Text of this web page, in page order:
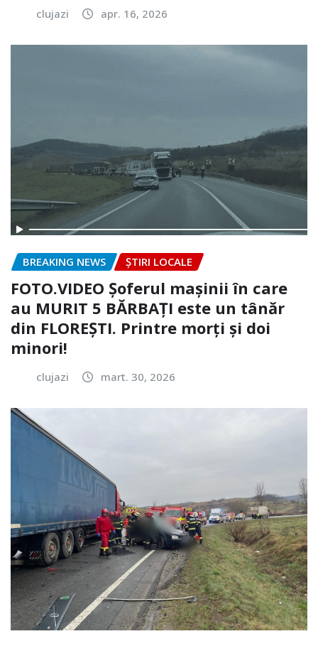
clujazi apr. 16, 2026
BREAKING NEWS ȘTIRI LOCALE
FOTO.VIDEO Șoferul mașinii în care
au MURIT 5 BĂRBAȚI este un tânăr
din FLOREȘTI. Printre morți și doi
minori!
clujazi mart. 30, 2026